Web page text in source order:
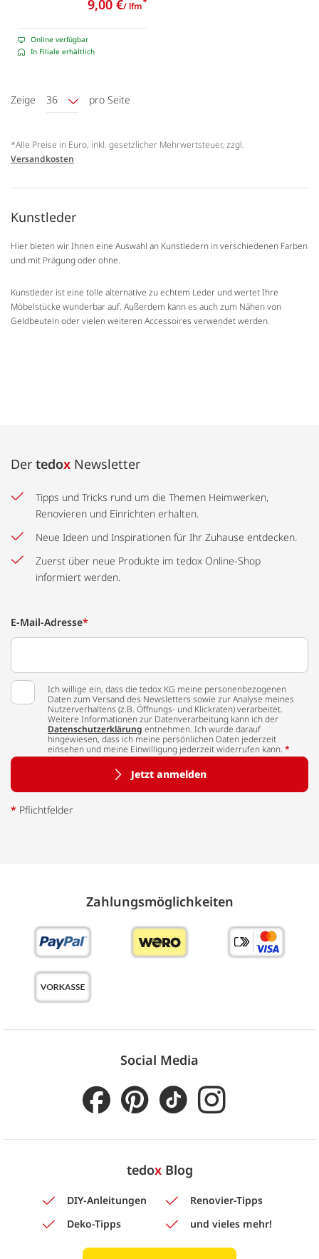
9,00 €/ lfm
Online verfügbar
In Filiale erhältlich
Zeige 36 pro Seite
*Alle Preise in Euro, inkl. gesetzlicher Mehrwertsteuer, zzgl.
Versandkosten
Kunstleder
Hier bieten wir Ihnen eine Auswahl an Kunstledern in verschiedenen Farben
und mit Prägung oder ohne.
Kunstleder ist eine tolle alternative zu echtem Leder und wertet Ihre
Möbelstücke wunderbar auf. Außerdem kann es auch zum Nähen von
Geldbeuteln oder vielen weiteren Accessoires verwendet werden.
Der tedox Newsletter
Tipps und Tricks rund um die Themen Heimwerken,
Renovieren und Einrichten erhalten.
Neue Ideen und Inspirationen für Ihr Zuhause entdecken.
Zuerst über neue Produkte im tedox Online-Shop
informiert werden.
E-Mail-Adresse*
Ich willige ein, dass die tedox KG meine personenbezogenen
Daten zum Versand des Newsletters sowie zur Analyse meines
Nutzerverhaltens (z.B. Öffnungs- und Klickraten) verarbeitet.
Weitere Informationen zur Datenverarbeitung kann ich der
Datenschutzerklärung entnehmen. Ich wurde darauf
hingewiesen, dass ich meine persönlichen Daten jederzeit
einsehen und meine Einwilligung jederzeit widerrufen kann. *
Jetzt anmelden
* Pflichtfelder
Zahlungs­möglich­keiten
Social Media
tedoxBlog
DIY-Anleitungen
Renovier-Tipps
Deko-Tipps
und vieles mehr!